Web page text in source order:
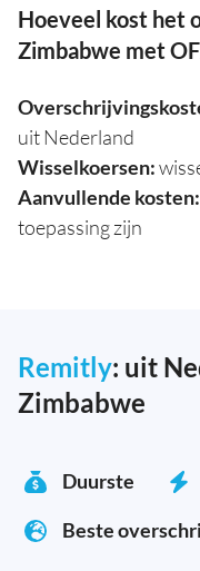
Hoeveel kost het
Zimbabwe met
uit Nederland
Wisselkoersen:
Aanvullende kosten:
toepassing zijn
Remitly: uit
Zimbabwe
Duurste
Beste